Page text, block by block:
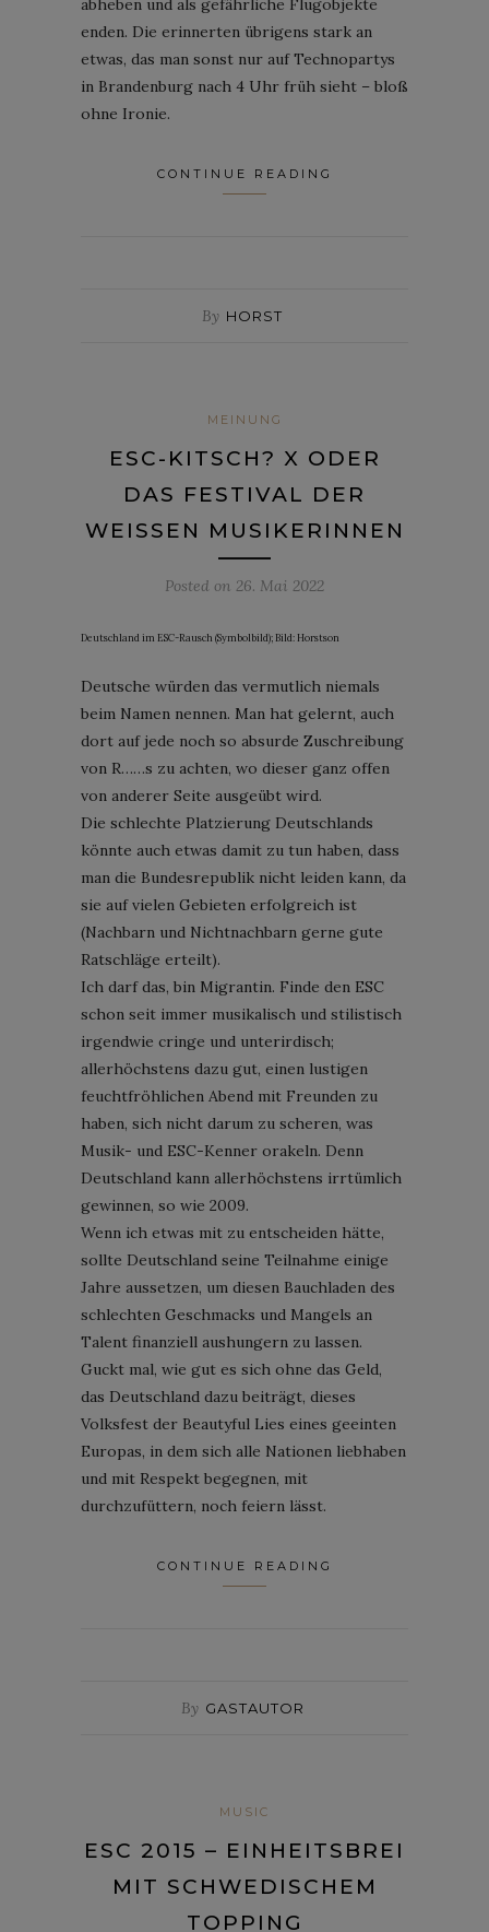
enden. Die erinnerten übrigens stark an
etwas, das man sonst nur auf Technopartys
in Brandenburg nach 4 Uhr früh sieht – bloß
ohne Ironie.
CONTINUE READING
By HORST
MEINUNG
ESC-KITSCH? X ODER
DAS FESTIVAL DER
WEISSEN MUSIKERINNEN
Posted on 26. Mai 2022
Deutschland im ESC-Rausch (Symbolbild); Bild: Horstson
Deutsche würden das vermutlich niemals
beim Namen nennen. Man hat gelernt, auch
dort auf jede noch so absurde Zuschreibung
von R……s zu achten, wo dieser ganz offen
von anderer Seite ausgeübt wird.
Die schlechte Platzierung Deutschlands
könnte auch etwas damit zu tun haben, dass
man die Bundesrepublik nicht leiden kann, da
sie auf vielen Gebieten erfolgreich ist
(Nachbarn und Nichtnachbarn gerne gute
Ratschläge erteilt).
Ich darf das, bin Migrantin. Finde den ESC
schon seit immer musikalisch und stilistisch
irgendwie cringe und unterirdisch;
allerhöchstens dazu gut, einen lustigen
feuchtfröhlichen Abend mit Freunden zu
haben, sich nicht darum zu scheren, was
Musik- und ESC-Kenner orakeln. Denn
Deutschland kann allerhöchstens irrtümlich
gewinnen, so wie 2009.
Wenn ich etwas mit zu entscheiden hätte,
sollte Deutschland seine Teilnahme einige
Jahre aussetzen, um diesen Bauchladen des
schlechten Geschmacks und Mangels an
Talent finanziell aushungern zu lassen.
Guckt mal, wie gut es sich ohne das Geld,
das Deutschland dazu beiträgt, dieses
Volksfest der Beautyful Lies eines geeinten
Europas, in dem sich alle Nationen liebhaben
und mit Respekt begegnen, mit
durchzufüttern, noch feiern lässt.
CONTINUE READING
By GASTAUTOR
MUSIC
ESC 2015 – EINHEITSBREI
MIT SCHWEDISCHEM
TOPPING